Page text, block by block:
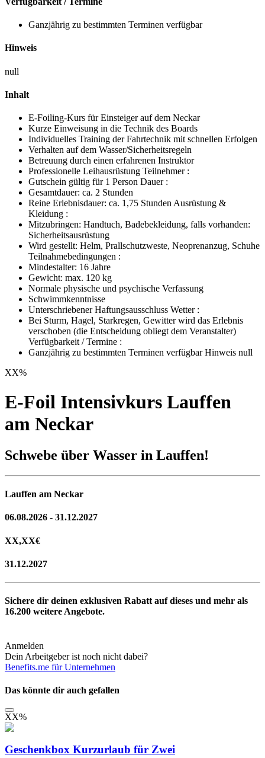
Ganzjährig zu bestimmten Terminen verfügbar
Hinweis
null
Inhalt
E-Foiling-Kurs für Einsteiger auf dem Neckar
Kurze Einweisung in die Technik des Boards
Individuelles Training der Fahrtechnik mit schnellen Erfolgen
Verhalten auf dem Wasser/Sicherheitsregeln
Betreuung durch einen erfahrenen Instruktor
Professionelle Leihausrüstung Teilnehmer :
Gutschein gültig für 1 Person Dauer :
Gesamtdauer: ca. 2 Stunden
Reine Erlebnisdauer: ca. 1,75 Stunden Ausrüstung &
Kleidung :
Mitzubringen: Handtuch, Badebekleidung, falls vorhanden:
Sicherheitsausrüstung
Wird gestellt: Helm, Prallschutzweste, Neoprenanzug, Schuhe
Teilnahmebedingungen :
Mindestalter: 16 Jahre
Gewicht: max. 120 kg
Normale physische und psychische Verfassung
Schwimmkenntnisse
Unterschriebener Haftungsausschluss Wetter :
Bei Sturm, Hagel, Starkregen, Gewitter wird das Erlebnis
verschoben (die Entscheidung obliegt dem Veranstalter)
Verfügbarkeit / Termine :
Ganzjährig zu bestimmten Terminen verfügbar Hinweis null
XX%
E-Foil Intensivkurs Lauffen
am Neckar
Schwebe über Wasser in Lauffen!
Lauffen am Neckar
06.08.2026 - 31.12.2027
XX,XX€
31.12.2027
Sichere dir deinen exklusiven Rabatt auf dieses und mehr als
16.200 weitere Angebote.
Anmelden
Dein Arbeitgeber ist noch nicht dabei?
Benefits.me für Unternehmen
Das könnte dir auch gefallen
XX%
Geschenkbox Kurzurlaub für Zwei